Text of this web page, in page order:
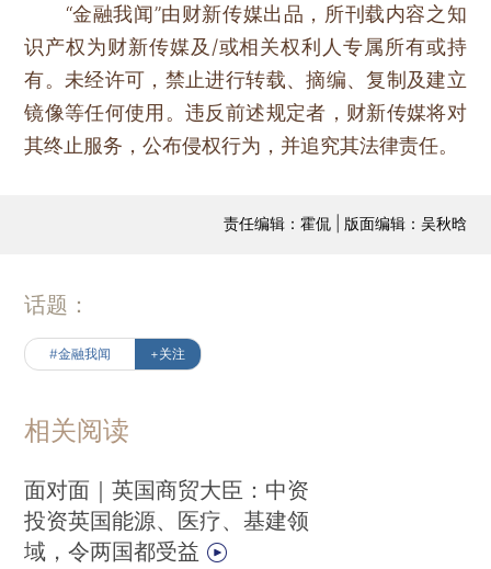
“金融我闻”由财新传媒出品，所刊载内容之知
识产权为财新传媒及/或相关权利人专属所有或持
有。未经许可，禁止进行转载、摘编、复制及建立
镜像等任何使用。违反前述规定者，财新传媒将对
其终止服务，公布侵权行为，并追究其法律责任。
责任编辑：霍侃 | 版面编辑：吴秋晗
话题：
#金融我闻 +关注
相关阅读
面对面｜英国商贸大臣：中资
投资英国能源、医疗、基建领
域，令两国都受益